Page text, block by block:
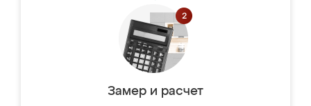
Замер и расчет